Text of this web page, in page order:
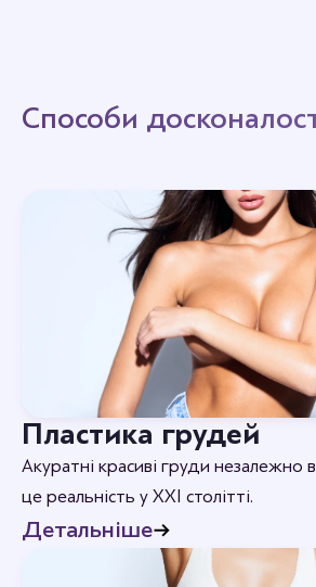
Способи
Пластика грудей
Акуратні красиві груди незалежно
це реальність у XXI столітті.
Детальніше